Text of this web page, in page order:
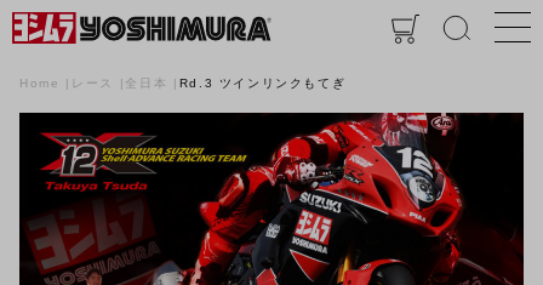
Home レース 全日本 Rd.3 ツインリンクもてぎ